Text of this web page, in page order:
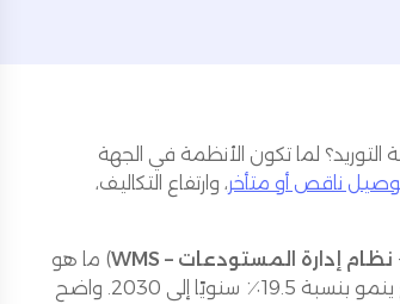
لما تكون الأنظمة في الجهة
ناقص أو متأخر، وارتفاع التكاليف،
نظام إدارة المستودعات – WMS
) ما هو
، ومتوقع ينمو بنسبة 19.5٪ سنويًا إلى 2030. واضح